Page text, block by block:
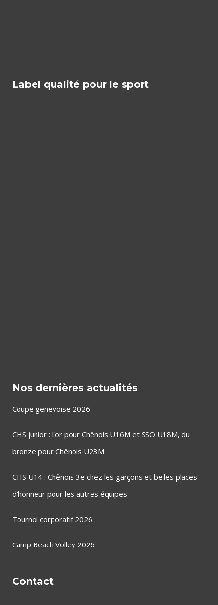
Label qualité pour le sport
Nos dernières actualités
Coupe genevoise 2026
CHS junior : l’or pour Chênois U16M et SSO U18M, du
bronze pour Chênois U23M
CHS U14 : Chênois 3e chez les garçons et belles places
d’honneur pour les autres équipes
Tournoi corporatif 2026
Camp Beach Volley 2026
Contact